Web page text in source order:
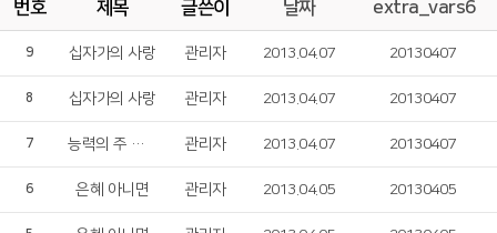
번호 제목 글쓴이 날짜 extra_vars6
9 십자가의 사랑 관리자 2013.04.07 20130407
8 십자가의 사랑 관리자 2013.04.07 20130407
7 능력의 주 십자가 관리자 2013.04.07 20130407
6 은혜 아니면 관리자 2013.04.05 20130405